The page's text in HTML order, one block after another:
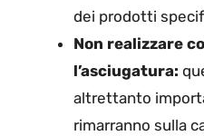
dei prodotti
Non realizzare
l’asciugatura:
altrettanto
rimarranno sulla